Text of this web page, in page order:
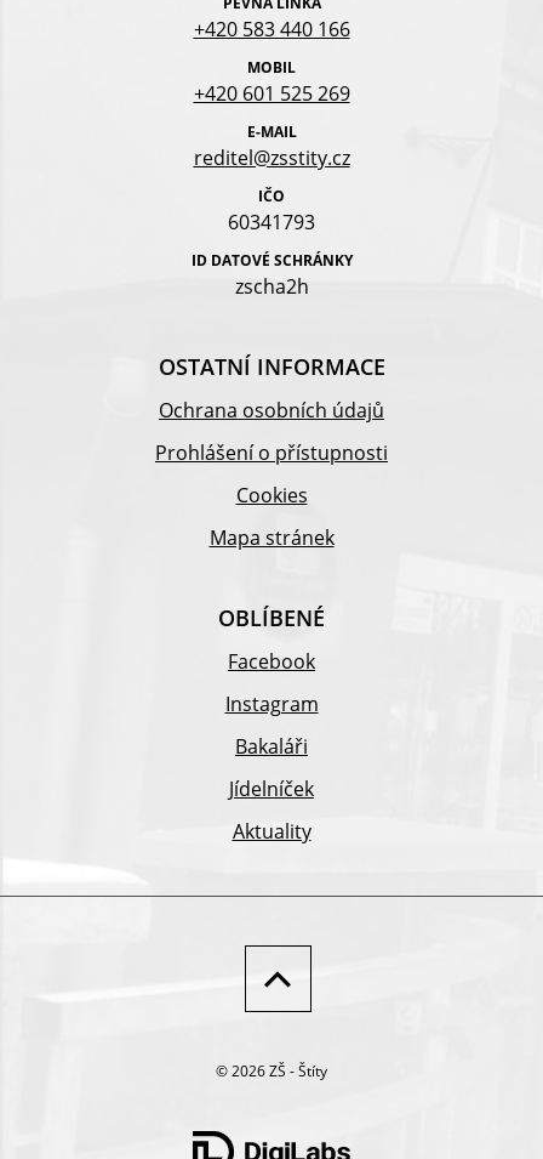
+420 583 440 166
MOBIL
+420 601 525 269
E-MAIL
reditel@zsstity.cz
IČO
60341793
ID DATOVÉ SCHRÁNKY
zscha2h
OSTATNÍ INFORMACE
Ochrana osobních údajů
Prohlášení o přístupnosti
Cookies
Mapa stránek
OBLÍBENÉ
Facebook
Instagram
Bakaláři
Jídelníček
Aktuality
© 2026 ZŠ - Štíty